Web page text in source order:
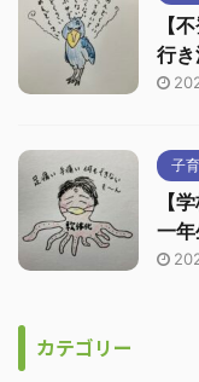
【
行
子
【
一
カテゴリー